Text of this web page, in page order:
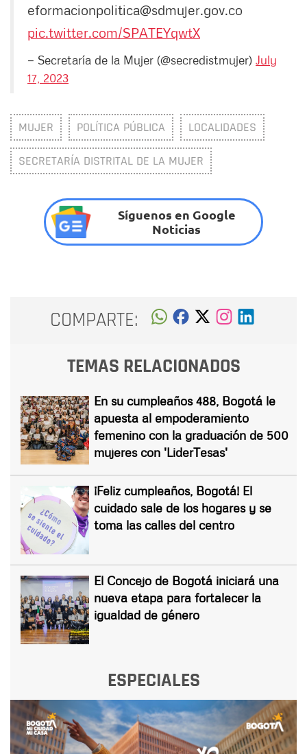
eformacionpolitica@sdmujer.gov.co
pic.twitter.com/SPATEYqwtX
— Secretaría de la Mujer (@secredistmujer) July
17, 2023
MUJER POLÍTICA PÚBLICA LOCALIDADES
SECRETARÍA DISTRITAL DE LA MUJER
Síguenos en Google
Noticias
COMPARTE:
TEMAS RELACIONADOS
En su cumpleaños 488, Bogotá le
apuesta al empoderamiento
femenino con la graduación de 500
mujeres con 'LiderTesas'
¡Feliz cumpleaños, Bogotá! El
cuidado sale de los hogares y se
toma las calles del centro
El Concejo de Bogotá iniciará una
nueva etapa para fortalecer la
igualdad de género
ESPECIALES